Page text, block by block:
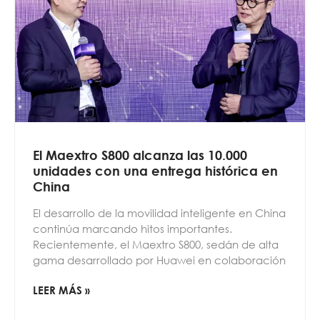
El Maextro S800 alcanza las 10.000
unidades con una entrega histórica en
China
El desarrollo de la movilidad inteligente en China
continúa marcando hitos importantes.
Recientemente, el Maextro S800, sedán de alta
gama desarrollado por Huawei en colaboración
LEER MÁS »